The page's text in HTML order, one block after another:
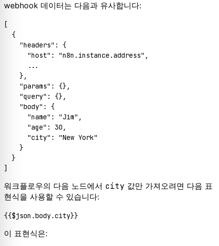
webhook 데이터는 다음과 유사합니다:
[
{
"headers" :
{
"host" : "n8n.instance.address" ,
      ...
} ,
"params" : {} ,
"query" : {} ,
"body" :
{
"name" : "Jim" ,
"age" : 30 ,
"city" :
"New York"
}
}
]
워크플로우의 다음 노드에서 city 값만 가져오려면 다음 표
현식을 사용할 수 있습니다:
{{$json.body.city
이 표현식은: